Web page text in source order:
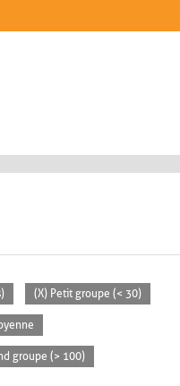
(X) Petit groupe (< 30)
groupe (> 100)